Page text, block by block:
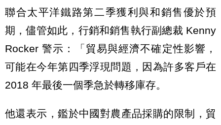
聯合太平洋鐵路第二季獲利與和銷售優於預
期，儘管如此，行銷和銷售執行副總裁 Kenny
Rocker 警示：「貿易與經濟不確定性影響，
可能在今年第四季浮現問題，因為許多客戶在
2018 年最後一個季急於轉移庫存。
他還表示，鑑於中國對農產品採購的限制，貿